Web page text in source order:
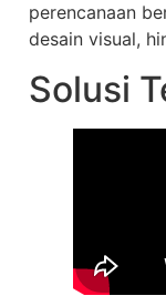
perencanaan
desain visual,
Solusi